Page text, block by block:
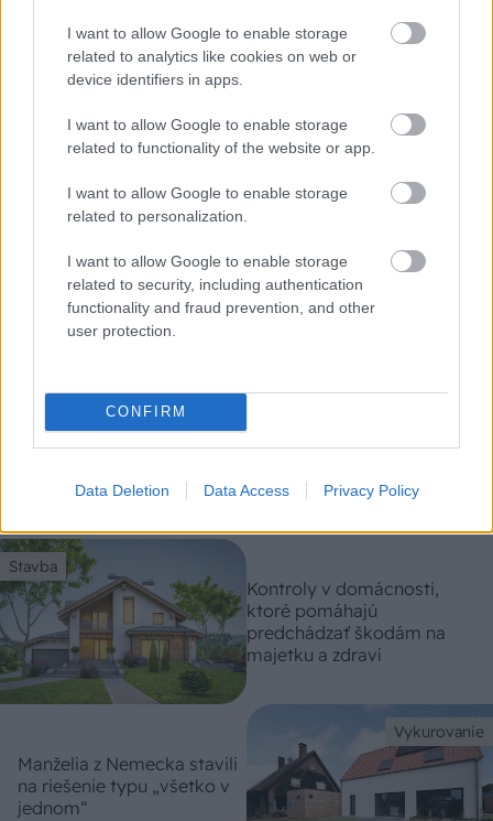
I want to allow Google to enable storage
related to analytics like cookies on web or
device identifiers in apps.
I want to allow Google to enable storage
related to functionality of the website or app.
I want to allow Google to enable storage
related to personalization.
I want to allow Google to enable storage
related to security, including authentication
functionality and fraud prevention, and other
user protection.
CONFIRM
Data Deletion Data Access Privacy Policy
Ako si vyrobiť poctivú brezovú metlu, ktorá
vydrží roky? Pavol ich takto vyrobil už stovky
Chystáte sa zavárať kápiu? Táto chyba ju
premení na nevábne mäkkú hmotu
Stavba
Kontroly v domácnosti,
ktoré pomáhajú
predchádzať škodám na
majetku a zdraví
Vykurovanie
Manželia z Nemecka stavili
na riešenie typu „všetko v
jednom“